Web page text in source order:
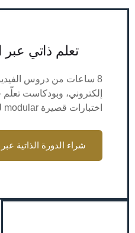
تعلم ذاتي عبر
8 ساعات من دروس
إلكتروني، وبودكاست
اختبارات قصيرة modular لتتبع التقدّم
شراء الدورة الذاتية عبر